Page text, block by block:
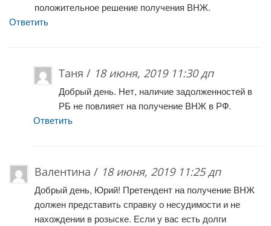
положительное решение получения ВНЖ.
Ответить
Таня / 18 июня, 2019 11:30 дп
Добрый день. Нет, наличие задолженностей в
РБ не повлияет на получение ВНЖ в РФ.
Ответить
Валентина / 18 июня, 2019 11:25 дп
Добрый день, Юрий! Претендент на получение ВНЖ
должен представить справку о несудимости и не
нахождении в розыске. Если у вас есть долги